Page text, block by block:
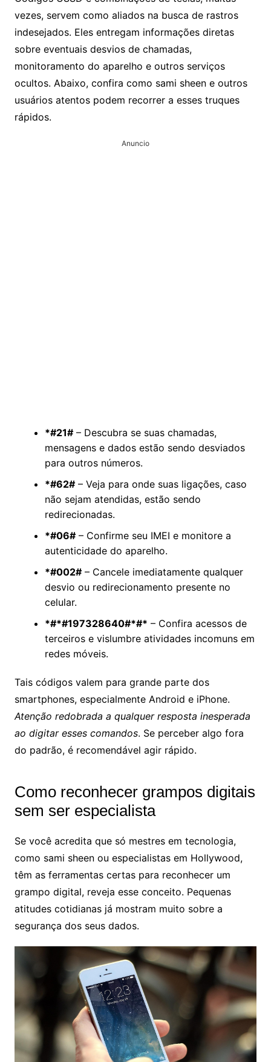
vezes, servem como aliados na busca de rastros
indesejados. Eles entregam informações diretas
sobre eventuais desvios de chamadas,
monitoramento do aparelho e outros serviços
ocultos. Abaixo, confira como sami sheen e outros
usuários atentos podem recorrer a esses truques
rápidos.
Anuncio
*#21#– Descubra se suas chamadas,
mensagens e dados estão sendo desviados
para outros números.
*#62#– Veja para onde suas ligações, caso
não sejam atendidas, estão sendo
redirecionadas.
*#06#– Confirme seu IMEI e monitore a
autenticidade do aparelho.
*#002#– Cancele imediatamente qualquer
desvio ou redirecionamento presente no
celular.
*#*#197328640#*#* – Confira acessos de
terceiros e vislumbre atividades incomuns em
redes móveis.
Tais códigos valem para grande parte dos
smartphones, especialmente Android e iPhone.
Atenção redobrada a qualquer resposta inesperada
ao digitar esses comandos. Se perceber algo fora
do padrão, é recomendável agir rápido.
Como reconhecer grampos digitais
sem ser especialista
Se você acredita que só mestres em tecnologia,
como sami sheen ou especialistas em Hollywood,
têm as ferramentas certas para reconhecer um
grampo digital, reveja esse conceito. Pequenas
atitudes cotidianas já mostram muito sobre a
segurança dos seus dados.